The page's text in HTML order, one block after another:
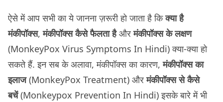
ऐसे में आप सभी का ये जानना ज़रूरी हो जाता है किक्या है
मंकीपॉक्स,मंकीपॉक्स कैसे फैलता हैऔरमंकीपॉक्स के लक्षण
(MonkeyPox Virus Symptoms In Hindi) क्या-क्या हो
सकते हैं. इन सब के अलावा, मंकीपॉक्स का कारण,मंकीपॉक्स का
इलाज(MonkeyPox Treatment) औरमंकीपॉक्स से कैसे
बचें(Monkeypox Prevention In Hindi) इसके बारे में भी